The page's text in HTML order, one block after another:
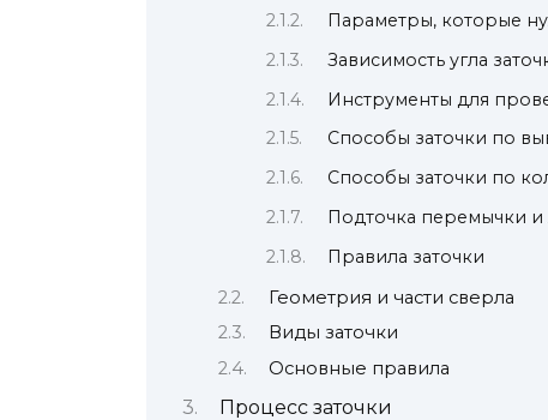
Параметры, которые
Зависимость угла
Инструменты для
Способы заточки по
Способы заточки по
Подточка перемычки и
Правила заточки
Геометрия и части сверла
Виды заточки
Основные правила
Процесс заточки